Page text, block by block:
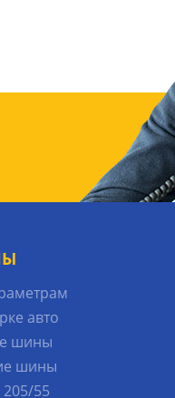
авто
шины
шины
55